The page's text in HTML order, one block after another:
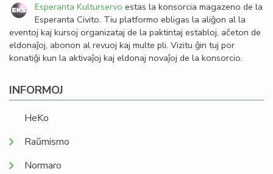
Esperanta Kulturservo estas la konsorcia magazeno de la
Esperanta Civito. Tiu platformo ebligas la aliĝon al la
eventoj kaj kursoj organizataj de la paktintaj establoj, aĉeton de
eldonaĵoj, abonon al revuoj kaj multe pli. Vizitu ĝin tuj por
konatiĝi kun la aktivaĵoj kaj eldonaj novaĵoj de la konsorcio.
INFORMOJ
HeKo
Raŭmismo
Normaro